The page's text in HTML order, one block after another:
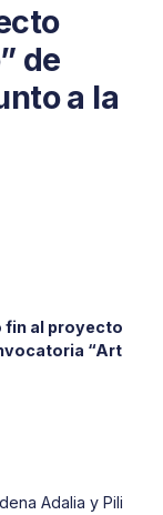
de
a la
fin al proyecto
“Art
Adalia y Pili